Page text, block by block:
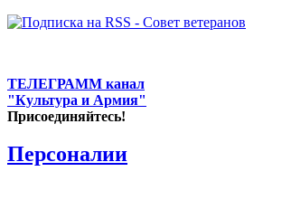
ТЕЛЕГРАММ канал
"Культура и Армия"
Присоединяйтесь!
Персоналии